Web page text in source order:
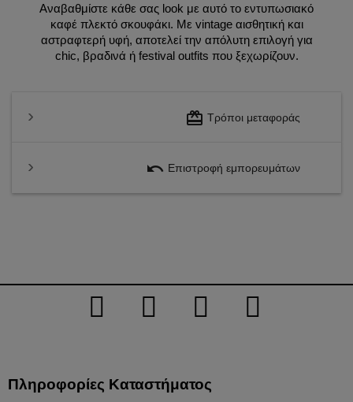
Αναβαθμίστε κάθε σας look με αυτό το εντυπωσιακό
καφέ πλεκτό σκουφάκι. Με vintage αισθητική και
αστραφτερή υφή, αποτελεί την απόλυτη επιλογή για
chic, βραδινά ή festival outfits που ξεχωρίζουν.
redeem Τρόποι μεταφοράς
undo Επιστροφή εμπορευμάτων
Πληροφορίες Καταστήματος